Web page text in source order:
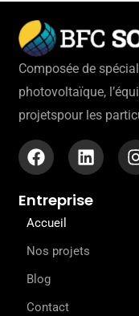
Composée de
photovoltaïque,
projetspour les
F
a
e
b
o
k
L
i
k
i
I
Entreprise
Accueil
Nos projets
Blog
Contact